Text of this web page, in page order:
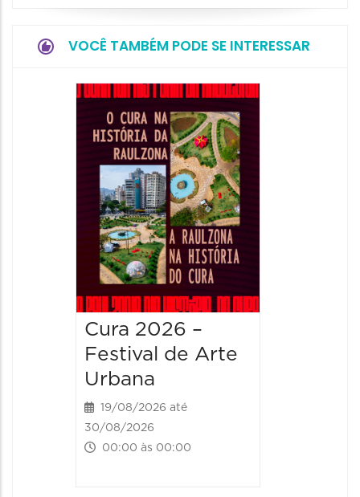
VOCÊ TAMBÉM PODE SE INTERESSAR
Cura 2026 –
Festival de Arte
Urbana
19/08/2026 até
30/08/2026
00:00 às 00:00